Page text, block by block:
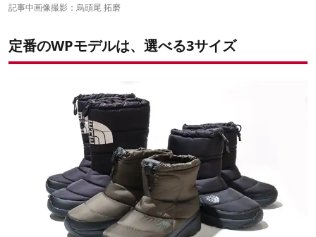
記事中画像撮影：烏頭尾 拓磨
定番のWPモデルは、選べる3サイズ